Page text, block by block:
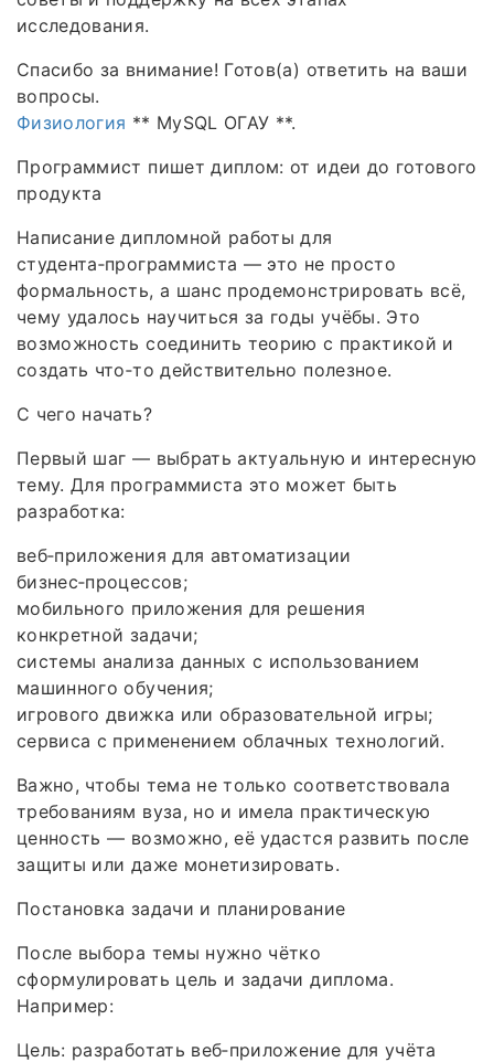
исследования.
Спасибо за внимание! Готов(а) ответить на ваши
вопросы.
Физиология ** MySQL ОГАУ **.
Программист пишет диплом: от идеи до готового
продукта
Написание дипломной работы для
студента‑программиста — это не просто
формальность, а шанс продемонстрировать всё,
чему удалось научиться за годы учёбы. Это
возможность соединить теорию с практикой и
создать что‑то действительно полезное.
С чего начать?
Первый шаг — выбрать актуальную и интересную
тему. Для программиста это может быть
разработка:
веб‑приложения для автоматизации
бизнес‑процессов;
мобильного приложения для решения
конкретной задачи;
системы анализа данных с использованием
машинного обучения;
игрового движка или образовательной игры;
сервиса с применением облачных технологий.
Важно, чтобы тема не только соответствовала
требованиям вуза, но и имела практическую
ценность — возможно, её удастся развить после
защиты или даже монетизировать.
Постановка задачи и планирование
После выбора темы нужно чётко
сформулировать цель и задачи диплома.
Например:
Цель: разработать веб‑приложение для учёта